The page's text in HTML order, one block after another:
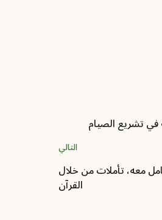
في تشريع الصيام
معه، تأملات من خلال